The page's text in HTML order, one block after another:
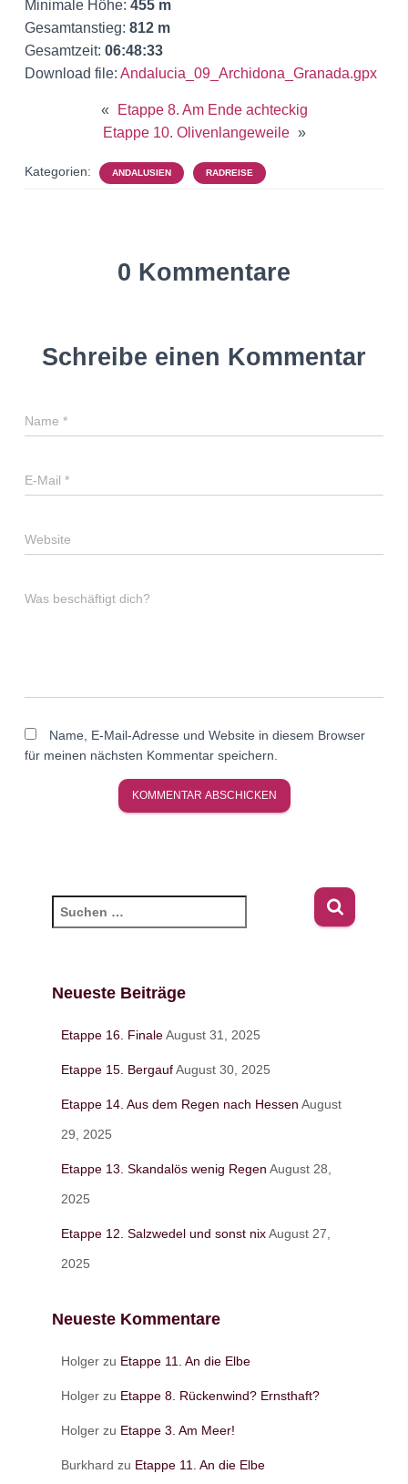
Minimale Höhe: 455 m
Gesamtanstieg: 812 m
Gesamtzeit: 06:48:33
Download file: Andalucia_09_Archidona_Granada.gpx
«
Etappe 8. Am Ende achteckig
Etappe 10. Olivenlangeweile »
Kategorien: ANDALUSIEN RADREISE
0 Kommentare
Schreibe einen Kommentar
Name *
E-Mail *
Website
Was beschäftigt dich?
Name, E-Mail-Adresse und Website in diesem Browser
für meinen nächsten Kommentar speichern.
u
eNeueste Beiträge
Etappe 16. FinaleAugust 31, 2025
Etappe 15. BergaufAugust 30, 2025
Etappe 14. Aus dem Regen nach Hessen August
29, 2025
Etappe 13. Skandalös wenig Regen August 28,
2025
Etappe 12. Salzwedel und sonst nixAugust 27,
2025
Neueste Kommentare
Holger zu Etappe 11. An die Elbe
Holger zu Etappe 8. Rückenwind? Ernsthaft?
Holger zu Etappe 3. Am Meer!
Burkhard zu Etappe 11. An die Elbe